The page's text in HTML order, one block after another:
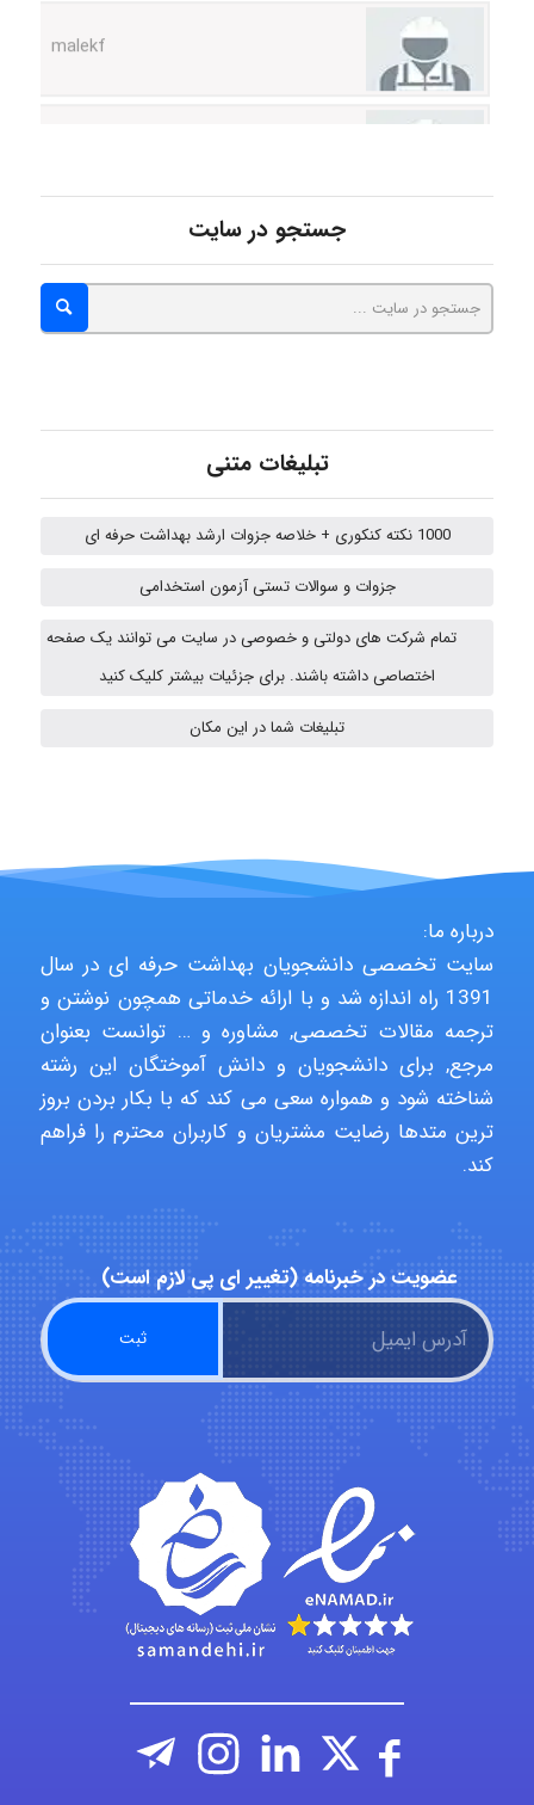
A.balandeh
aghajari vahid
malekf
abolfazlkoshehe
abolfazlkoshehe
A.balandeh
fatima
Jafar Tym
aghajari vahid
جستجو در سایت
تبلیغات متنی
1000 نکته کنکوری + خلاصه جزوات ارشد بهداشت حرفه ای
جزوات و سوالات تستی آزمون استخدامی
تمام شرکت های دولتی و خصوصی در سایت می توانند یک صفحه
اختصاصی داشته باشند. برای جزئیات بیشتر کلیک کنید
تبلیغات شما در این مکان
درباره ما:
سایت تخصصی دانشجویان بهداشت حرفه ای در سال
1391 راه اندازه شد و با ارائه خدماتی همچون نوشتن و
ترجمه مقالات تخصصی, مشاوره و … توانست بعنوان
مرجع, برای دانشجویان و دانش آموختگان این رشته
شناخته شود و همواره سعی می کند که با بکار بردن بروز
ترین متدها رضایت مشتریان و کاربران محترم را فراهم
کند.
عضویت در خبرنامه (تغییر ای پی لازم است)